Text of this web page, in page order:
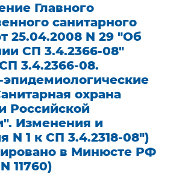
Главного
санитарного
25.04.2008 N 29 "Об
СП 3.4.2366-08"
3.4.2366-08.
охрана
Российской
Изменения и
N 1 к СП 3.4.2318-08")
в Минюсте РФ
11760)